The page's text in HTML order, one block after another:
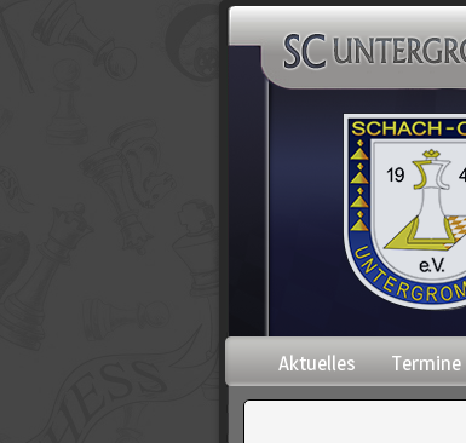
Navigation
überspringen
Aktuelles Termine